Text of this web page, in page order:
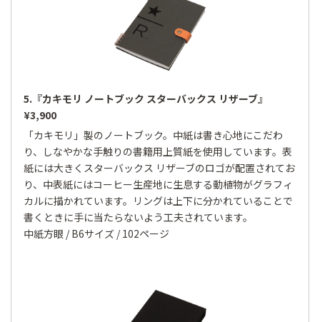
5.『カキモリ ノートブック スターバックス リザーブ』
¥3,900
「カキモリ」製のノートブック。中紙は書き心地にこだわ
り、しなやかな手触りの書籍用上質紙を使用しています。表
紙には大きくスターバックス リザーブのロゴが配置されてお
り、中表紙にはコーヒー生産地に生息する動植物がグラフィ
カルに描かれています。リングは上下に分かれていることで
書くときに手に当たらないよう工夫されています。
中紙方眼 / B6サイズ / 102ページ